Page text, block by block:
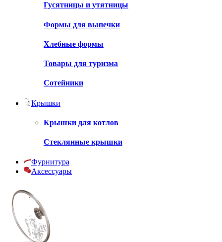
Гусятницы и утятницы
Формы для выпечки
Хлебные формы
Товары для туризма
Сотейники
Крышки
Крышки для котлов
Стеклянные крышки
Фурнитура
Аксессуары